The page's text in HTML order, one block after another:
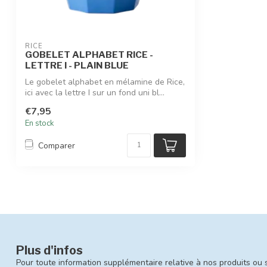
RICE
GOBELET ALPHABET RICE -
LETTRE I - PLAIN BLUE
Le gobelet alphabet en mélamine de Rice,
ici avec la lettre I sur un fond uni bl...
€7,95
En stock
Comparer
Plus d'infos
Pour toute information supplémentaire relative à nos produits ou